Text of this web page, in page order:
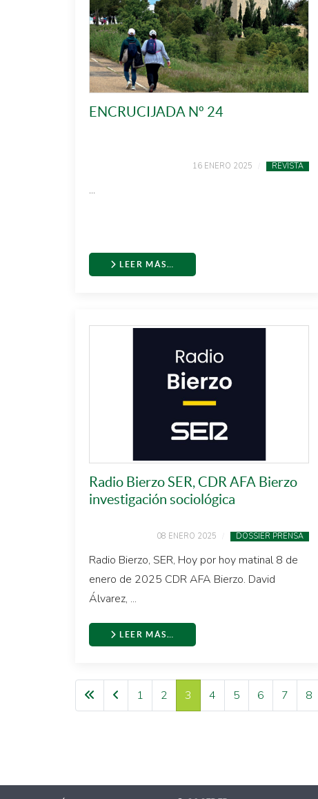
ENCRUCIJADA Nº 24
16 ENERO 2025 REVISTA
...
LEER MÁS…
Radio Bierzo SER, CDR AFA Bierzo
investigación sociológica
08 ENERO 2025 DOSSIER PRENSA
Radio Bierzo, SER, Hoy por hoy matinal 8 de
enero de 2025 CDR AFA Bierzo. David
Álvarez, ...
LEER MÁS…
1 2 3 4 5 6 7 8